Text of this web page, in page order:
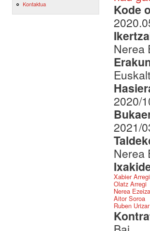
Kontaktua
Kode
Nerea
2020/
2021/
Nerea
Xabier Arregi
Olatz Arregi
Nerea Ezeiza
Aitor Soroa
Ruben Urizar